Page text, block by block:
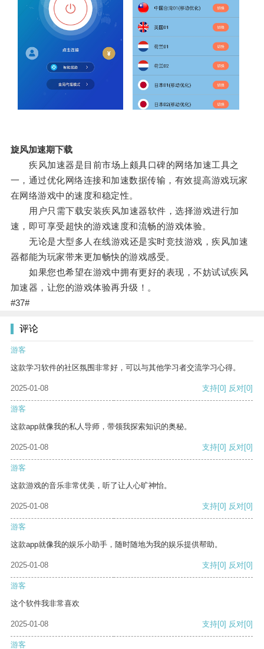
旋风加速期下载
疾风加速器是目前市场上颇具口碑的网络加速工具之
一，通过优化网络连接和加速数据传输，有效提高游戏玩家
在网络游戏中的速度和稳定性。
用户只需下载安装疾风加速器软件，选择游戏进行加
速，即可享受超快的游戏速度和流畅的游戏体验。
无论是大型多人在线游戏还是实时竞技游戏，疾风加速
器都能为玩家带来更加畅快的游戏感受。
如果您也希望在游戏中拥有更好的表现，不妨试试疾风
加速器，让您的游戏体验再升级！。
#37#
评论
游客
这款学习软件的社区氛围非常好，可以与其他学习者交流学习心得。
2025-01-08 支持[0] 反对[0]
游客
这款app就像我的私人导师，带领我探索知识的奥秘。
2025-01-08 支持[0] 反对[0]
游客
这款游戏的音乐非常优美，听了让人心旷神怡。
2025-01-08 支持[0] 反对[0]
游客
这款app就像我的娱乐小助手，随时随地为我的娱乐提供帮助。
2025-01-08 支持[0] 反对[0]
游客
这个软件我非常喜欢
2025-01-08 支持[0] 反对[0]
游客